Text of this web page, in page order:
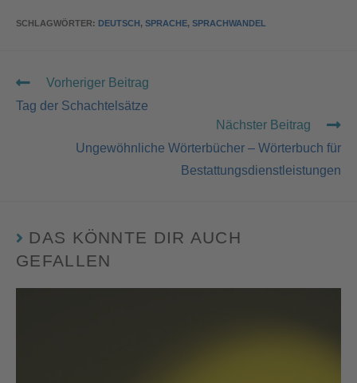
SCHLAGWÖRTER: DEUTSCH, SPRACHE, SPRACHWANDEL
Vorheriger Beitrag
Tag der Schachtelsätze
Nächster Beitrag
Ungewöhnliche Wörterbücher – Wörterbuch für
Bestattungsdienstleistungen
DAS KÖNNTE DIR AUCH
GEFALLEN